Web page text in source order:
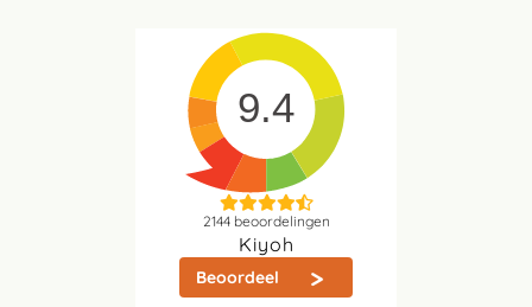
9.4
2144beoordelingen
Kiyoh
Beoordeel